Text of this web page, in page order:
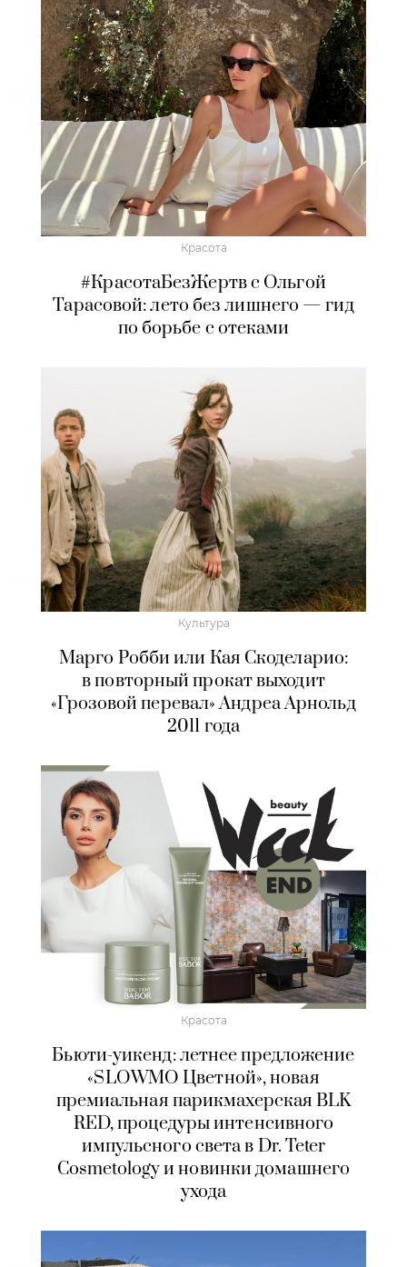
Красота
#КрасотаБезЖертв с Ольгой
Тарасовой: лето без лишнего — гид
по борьбе с отеками
Культура
Марго Робби или Кая Скоделарио:
в повторный прокат выходит
«Грозовой перевал» Андреа Арнольд
2011 года
Красота
Бьюти-уикенд: летнее предложение
«SLOWMO Цветной», новая
премиальная парикмахерская BLK
RED, процедуры интенсивного
импульсного света в Dr. Teter
Cosmetology и новинки домашнего
ухода